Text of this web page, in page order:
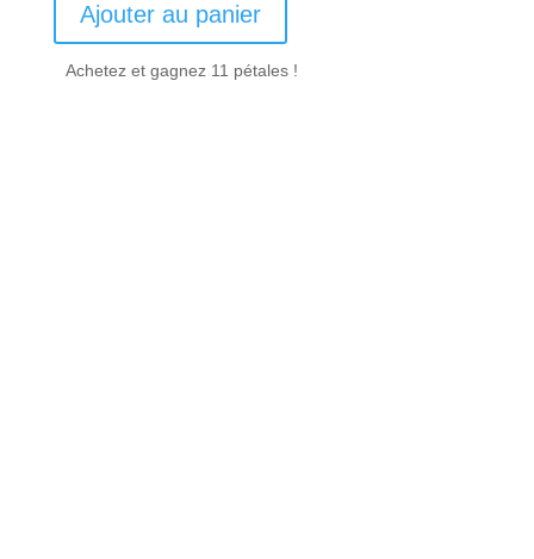
Ajouter au panier
Achetez et gagnez 11 pétales !